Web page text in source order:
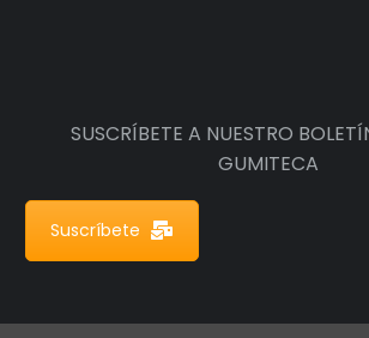
SUSCRÍBETE A NUESTRO
GUMITECA
Suscríbete